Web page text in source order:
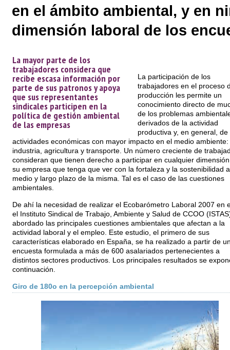
en el ámbito ambiental, y en
dimensión laboral de los
La mayor parte de los
trabajadores considera que
recibe escasa información por
parte de sus patronos y apoya
que sus representantes
sindicales participen en la
política de gestión ambiental
de las empresas
La participación de los
trabajadores en el proceso
producción les permite un
conocimiento directo de
de los problemas
derivados de la actividad
productiva y, en general, de
actividades económicas con mayor impacto en el medio ambiente:
industria, agricultura y transporte. Un número creciente de
consideran que tienen derecho a participar en cualquier
su empresa que tenga que ver con la fortaleza y la sostenibilidad a
medio y largo plazo de la misma. Tal es el caso de las cuestiones
ambientales.
De ahí la necesidad de realizar el Ecobarómetro Laboral 2007 en
el Instituto Sindical de Trabajo, Ambiente y Salud de CCOO
abordado las principales cuestiones ambientales que afectan a la
actividad laboral y el empleo. Este estudio, el primero de sus
características elaborado en España, se ha realizado a partir de
encuesta formulada a más de 600 asalariados pertenecientes a
distintos sectores productivos. Los principales resultados se
continuación.
Giro de 180o en la percepción ambiental